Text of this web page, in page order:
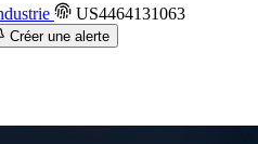
US4464131063
Créer une alerte